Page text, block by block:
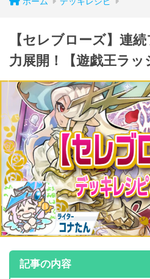
【セレブローズ】連
力展開！【遊戯王ラッ
記事の内容